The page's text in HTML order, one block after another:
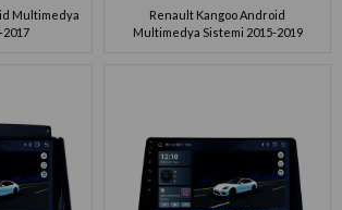
Multimedya
2017
Renault Kangoo Android
Multimedya Sistemi 2015-2019